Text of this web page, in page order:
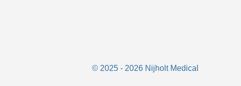
© 2025 - 2026 Nijholt Medical